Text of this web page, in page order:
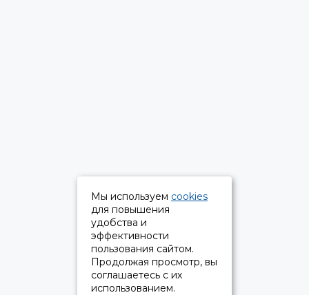
Мы используем cookies
для повышения
удобства и
эффективности
пользования сайтом.
Продолжая просмотр, вы
соглашаетесь с их
использованием.